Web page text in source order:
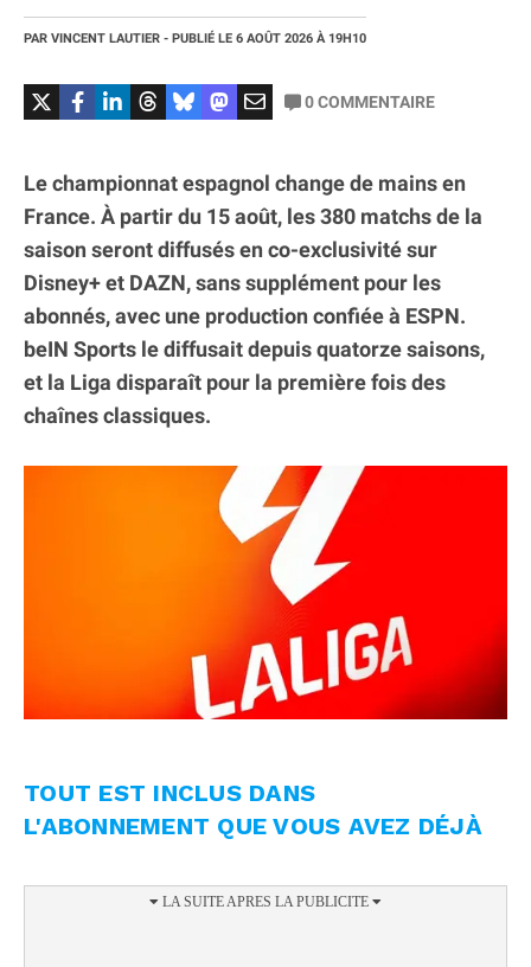
PAR VINCENT LAUTIER - PUBLIÉ LE 6 AOÛT 2026 À 19H10
0COMMENTAIRE
Le championnat espagnol change de mains en
France. À partir du 15 août, les 380 matchs de la
saison seront diffusés en co-exclusivité sur
Disney+ et DAZN, sans supplément pour les
abonnés, avec une production confiée à ESPN.
beIN Sports le diffusait depuis quatorze saisons,
et la Liga disparaît pour la première fois des
chaînes classiques.
TOUT EST INCLUS DANS
L'ABONNEMENT QUE VOUS AVEZ DÉJÀ